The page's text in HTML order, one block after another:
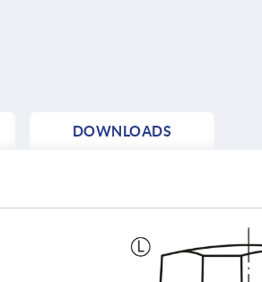
DOWNLOADS